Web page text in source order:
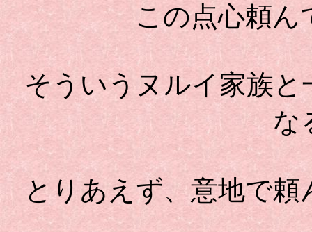
この点心頼ん
そういうヌルイ家族
な
とりあえず、意地で